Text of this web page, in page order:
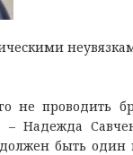
не проводить
– Надежда
быть